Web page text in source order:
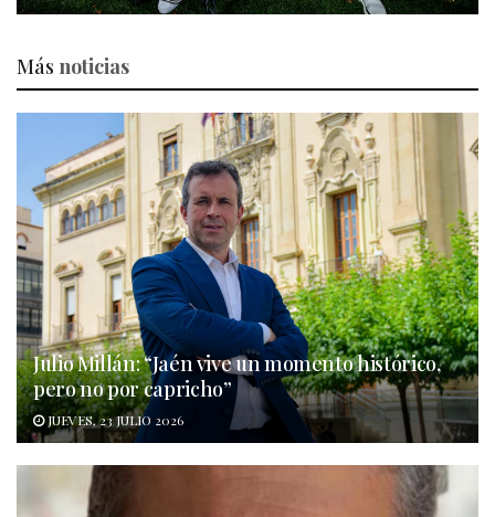
Más noticias
Julio Millán: “Jaén vive un momento histórico,
pero no por capricho”
JUEVES, 23 JULIO 2026